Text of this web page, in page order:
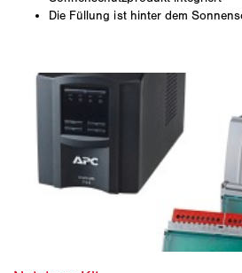
Die Füllung ist hinter dem